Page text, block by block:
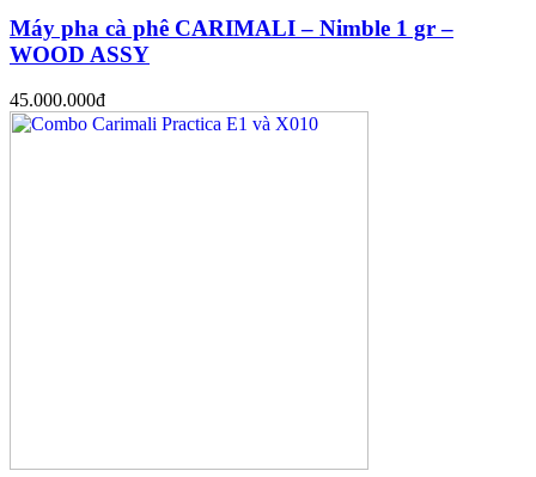
Máy pha cà phê CARIMALI – Nimble 1 gr –
WOOD ASSY
45.000.000đ